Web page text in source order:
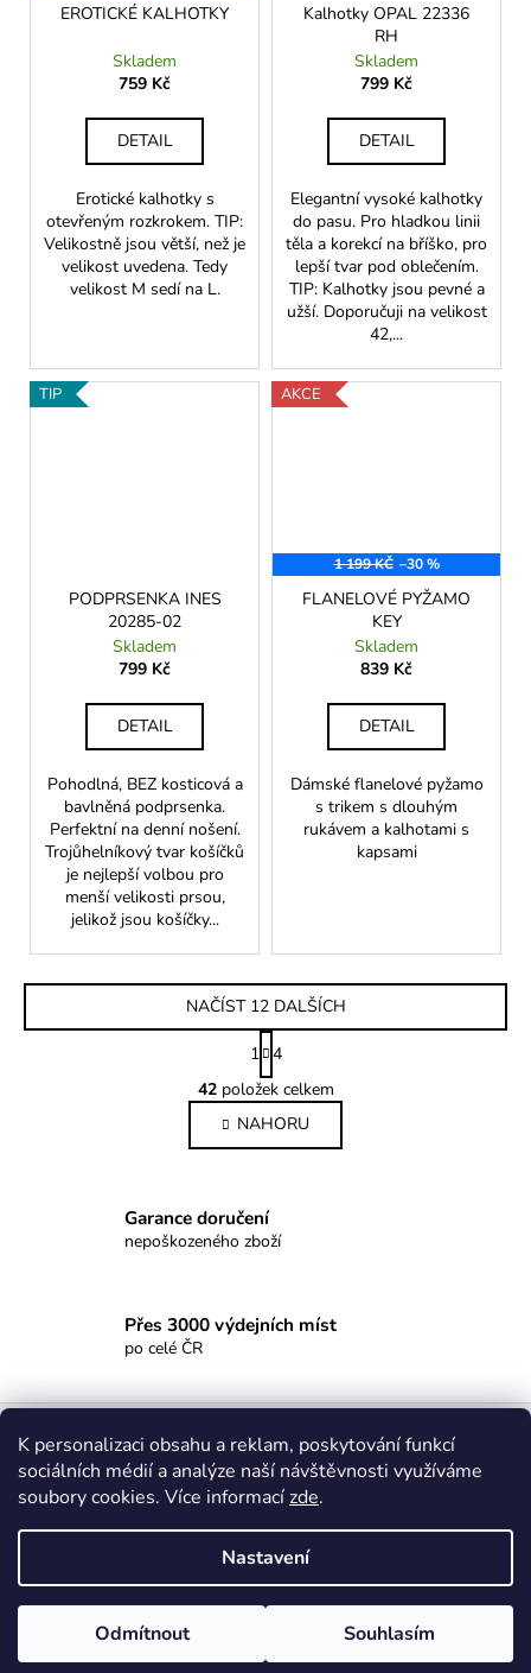
K personalizaci obsahu a reklam, poskytování funkcí
sociálních médií a analýze naší návštěvnosti využíváme
soubory cookies. Více informacízde.
Nastavení
Odmítnout Souhlasím
EROTICKÉ KALHOTKY
Skladem
759 Kč
DETAIL
Erotické kalhotky s
otevřeným rozkrokem. TIP:
Velikostně jsou větší, než je
velikost uvedena. Tedy
velikost M sedí na L.
Kalhotky OPAL 22336
RH
Skladem
799 Kč
DETAIL
Elegantní vysoké kalhotky
do pasu. Pro hladkou linii
těla a korekcí na bříško, pro
lepší tvar pod oblečením.
TIP: Kalhotky jsou pevné a
užší. Doporučuji na velikost
42,...
TIP
PODPRSENKA INES
20285-02
Skladem
799 Kč
DETAIL
Pohodlná, BEZ kosticová a
bavlněná podprsenka.
Perfektní na denní nošení.
Trojůhelníkový tvar košíčků
je nejlepší volbou pro
menší velikosti prsou,
jelikož jsou košíčky...
AKCE
1 199 KČ –30 %
FLANELOVÉ PYŽAMO
KEY
Skladem
839 Kč
DETAIL
Dámské flanelové pyžamo
s trikem s dlouhým
rukávem a kalhotami s
kapsami
O
v
l
á
a
c
r
v
y
v
ý
p
i
s
u
NAČÍST 12 DALŠÍCH
S
t
r
á
n
k
á
n
1
4
42položek celkem
NAHORU
Garance doručení
nepoškozeného zboží
Přes 3000 výdejních míst
po celé ČR
Z
Insta: @spodnipradloshemost FB: @spodnipradloshemost
Copyright 2026Spodní prádlo She. Všechna práva vyhrazena.
Upravit nastavení cookies